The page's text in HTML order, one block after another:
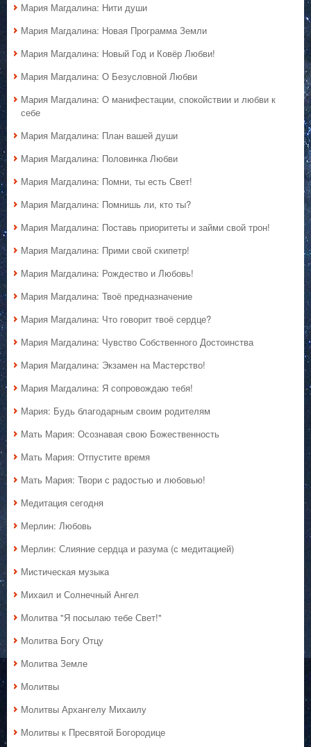
Мария Магдалина: Нити души
Мария Магдалина: Новая Программа Земли
Мария Магдалина: Новый Год и Ковёр Любви!
Мария Магдалина: О Безусловной Любви
Мария Магдалина: О манифестации, спокойствии и любви к
себе
Мария Магдалина: План вашей души
Мария Магдалина: Половинка Любви
Мария Магдалина: Помни, ты есть Свет!
Мария Магдалина: Помнишь ли, кто ты?
Мария Магдалина: Поставь приоритеты и займи свой трон!
Мария Магдалина: Прими свой скипетр!
Мария Магдалина: Рождество и Любовь!
Мария Магдалина: Твоё предназначение
Мария Магдалина: Что говорит твоё сердце?
Мария Магдалина: Чувство Собственного Достоинства
Мария Магдалина: Экзамен на Мастерство!
Мария Магдалина: Я сопровождаю тебя!
Мария: Будь благодарным своим родителям
Мать Мария: Осознавая свою Божественность
Мать Мария: Отпустите время
Мать Мария: Твори с радостью и любовью!
Медитация сегодня
Мерлин: Любовь
Мерлин: Слияние сердца и разума (с медитацией)
Мистическая музыка
Михаил и Солнечный Ангел
Молитва "Я посылаю тебе Свет!"
Молитва Богу Отцу
Молитва Земле
Молитвы
Молитвы Архангелу Михаилу
Молитвы к Пресвятой Богородице